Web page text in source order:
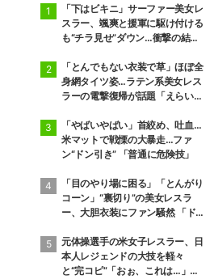
「下はビキニ」サーファー美女レ
スラー、颯爽と援軍に駆け付ける
も“チラ見せ”ダウン…衝撃の結末
「とんでもない衣装で草」ほぼ全
身網タイツ姿…ラテン系美女レス
ラーの電撃復帰が話題「えらいセ
「やばいやばい」首絞め、吐血…
米マットで戦慄の大暴走…ファ
ン“ドン引き” 「普通に危険技」
「目のやり場に困る」「とんがり
コーン」“裏切り”の美女レスラ
ー、大胆衣装にファン騒然 「ドロ
元体操選手の米女子レスラー、日
本人レジェンドの大技を軽々
と“完コピ”「おぉ、これは…」実